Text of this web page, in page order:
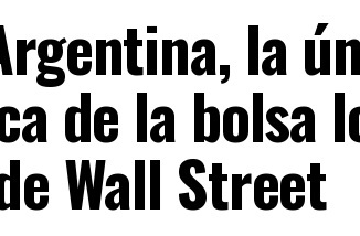
la
de la bolsa
Wall Street